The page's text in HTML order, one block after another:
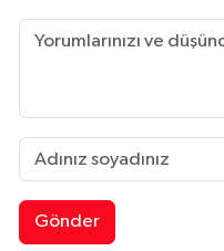
Gönder